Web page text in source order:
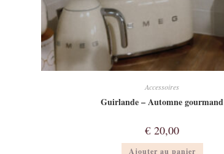
Accessoires
Guirlande – Automne gourmand
€ 20,00
Ajouter au panier